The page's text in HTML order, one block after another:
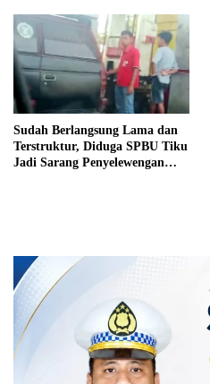
Sudah Berlangsung Lama dan
Terstruktur, Diduga SPBU Tiku
Jadi Sarang Penyelewengan